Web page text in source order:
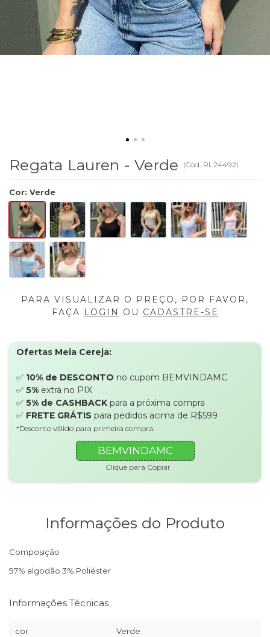
Regata Lauren - Verde (Cód. RL24492)
Cor: Verde
PARA VISUALIZAR O PREÇO, POR FAVOR,
FAÇA LOGIN OU CADASTRE-SE
Ofertas Meia Cereja:
✅ 10% de DESCONTO no cupom BEMVINDAMC
✅ 5% extra no PIX
✅ 5% de CASHBACK para a próxima compra
✅ FRETE GRÁTIS para pedidos acima de R$599
*Desconto válido para primeira compra.
BEMVINDAMC
Clique para Copiar
Informações do Produto
Composição
97% algodão 3% Poliéster
Informações Técnicas
cor Verde